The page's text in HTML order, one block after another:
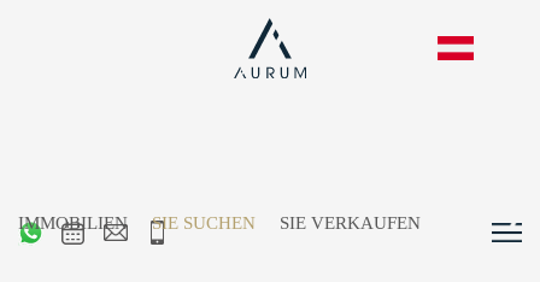
IMMOBILIEN SIE SUCHEN SIE VERKAUFEN